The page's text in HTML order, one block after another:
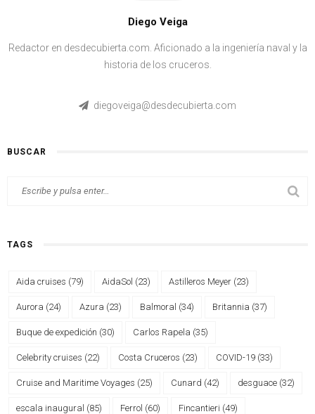
Diego Veiga
Redactor en desdecubierta.com. Aficionado a la ingeniería naval y la
historia de los cruceros.
diegoveiga@desdecubierta.com
BUSCAR
TAGS
Aida cruises (79) AidaSol (23) Astilleros Meyer (23)
Aurora (24) Azura (23) Balmoral (34) Britannia (37)
Buque de expedición (30) Carlos Rapela (35)
Celebrity cruises (22) Costa Cruceros (23) COVID-19 (33)
Cruise and Maritime Voyages (25) Cunard (42) desguace (32)
escala inaugural (85) Ferrol (60) Fincantieri (49)